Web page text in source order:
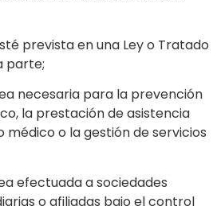
prevista en una Ley o Tratado
parte;
necesaria para la prevención
la prestación de asistencia
o la gestión de servicios
efectuada a sociedades
o afiliadas bajo el control